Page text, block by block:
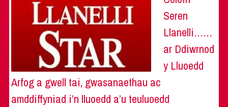
Seren
Llanelli……
ar Ddiwrnod
y Lluoedd
Arfog a gwell tai, gwasanaethau ac
amddiffyniad i’n lluoedd a’u teuluoedd